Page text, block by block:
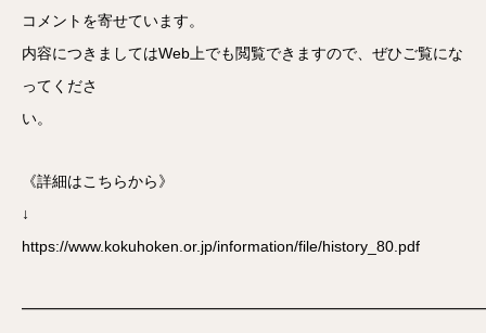
コメントを寄せています。
内容につきましてはWeb上でも閲覧できますので、ぜひご覧にな
ってくださ
い。
《詳細はこちらから》
↓
https://www.kokuhoken.or.jp/information/file/history_80.pdf